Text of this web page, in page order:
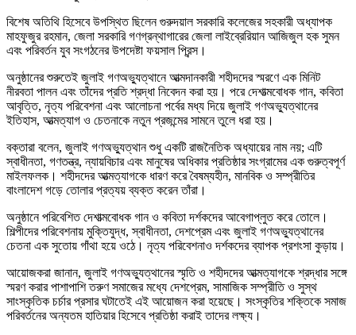
বিশেষ অতিথি হিসেবে উপস্থিত ছিলেন গুরুদয়াল সরকারি কলেজের সহকারী অধ্যাপক
মাহফুজুর রহমান, জেলা সরকারি গণগ্রন্থাগারের জেলা লাইব্রেরিয়ান আজিজুল হক সুমন
এবং পরিবর্তন যুব সংগঠনের উপদেষ্টা ফয়সাল প্রিন্স।
অনুষ্ঠানের শুরুতেই জুলাই গণঅভ্যুত্থানে আত্মদানকারী শহীদদের স্মরণে এক মিনিট
নীরবতা পালন এবং তাঁদের প্রতি শ্রদ্ধা নিবেদন করা হয়। পরে দেশাত্মবোধক গান, কবিতা
আবৃত্তি, নৃত্য পরিবেশনা এবং আলোচনা পর্বের মধ্য দিয়ে জুলাই গণঅভ্যুত্থানের
ইতিহাস, আত্মত্যাগ ও চেতনাকে নতুন প্রজন্মের সামনে তুলে ধরা হয়।
বক্তারা বলেন, জুলাই গণঅভ্যুত্থান শুধু একটি রাজনৈতিক অধ্যায়ের নাম নয়; এটি
স্বাধীনতা, গণতন্ত্র, ন্যায়বিচার এবং মানুষের অধিকার প্রতিষ্ঠার সংগ্রামের এক গুরুত্বপূর্ণ
মাইলফলক। শহীদদের আত্মত্যাগকে ধারণ করে বৈষম্যহীন, মানবিক ও সম্প্রীতির
বাংলাদেশ গড়ে তোলার প্রত্যয় ব্যক্ত করেন তাঁরা।
অনুষ্ঠানে পরিবেশিত দেশাত্মবোধক গান ও কবিতা দর্শকদের আবেগাপ্লুত করে তোলে।
শিল্পীদের পরিবেশনায় মুক্তিযুদ্ধ, স্বাধীনতা, দেশপ্রেম এবং জুলাই গণঅভ্যুত্থানের
চেতনা এক সুতোয় গাঁথা হয়ে ওঠে। নৃত্য পরিবেশনাও দর্শকদের ব্যাপক প্রশংসা কুড়ায়।
আয়োজকরা জানান, জুলাই গণঅভ্যুত্থানের স্মৃতি ও শহীদদের আত্মত্যাগকে শ্রদ্ধার সঙ্গে
স্মরণ করার পাশাপাশি তরুণ সমাজের মধ্যে দেশপ্রেম, সামাজিক সম্প্রীতি ও সুস্থ
সাংস্কৃতিক চর্চার প্রসার ঘটাতেই এই আয়োজন করা হয়েছে। সংস্কৃতির শক্তিকে সমাজ
পরিবর্তনের অন্যতম হাতিয়ার হিসেবে প্রতিষ্ঠা করাই তাদের লক্ষ্য।